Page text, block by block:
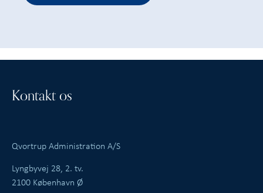
Kontakt os
Qvortrup Administration A/S
Lyngbyvej 28, 2. tv.
2100 København Ø